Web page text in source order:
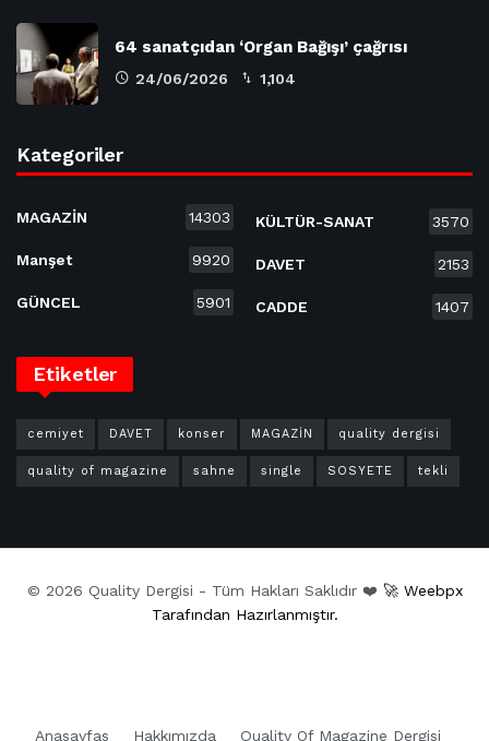
64 sanatçıdan ‘Organ Bağışı’ çağrısı
24/06/2026 1,104
Kategoriler
MAGAZİN 14303
Manşet 9920
GÜNCEL 5901
KÜLTÜR-SANAT 3570
DAVET 2153
CADDE 1407
Etiketler
cemiyet DAVET konser MAGAZİN quality dergisi
quality of magazine sahne single SOSYETE tekli
© 2026 Quality Dergisi - Tüm Hakları Saklıdır ❤️ 🚀 Weebpx
Tarafından Hazırlanmıştır.
Anasayfas Hakkımızda Quality Of Magazine Dergisi